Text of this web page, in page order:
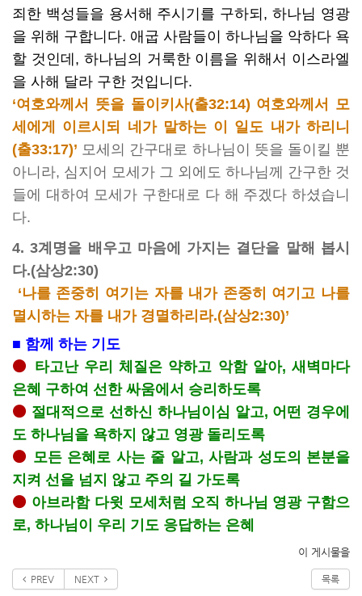
죄한 백성들을 용서해 주시기를 구하되, 하나님 영광
을 위해 구합니다. 애굽 사람들이 하나님을 악하다 욕
할 것인데, 하나님의 거룩한 이름을 위해서 이스라엘
을 사해 달라 구한 것입니다.
‘여호와께서 뜻을 돌이키사(출32:14) 여호와께서 모
세에게 이르시되 네가 말하는 이 일도 내가 하리니
(출33:17)’ 모세의 간구대로 하나님이 뜻을 돌이킬 뿐
아니라, 심지어 모세가 그 외에도 하나님께 간구한 것
들에 대하여 모세가 구한대로 다 해 주겠다 하셨습니
다.
4. 3계명을 배우고 마음에 가지는 결단을 말해 봅시
다.(삼상2:30)
‘나를 존중히 여기는 자를 내가 존중히 여기고 나를
멸시하는 자를 내가 경멸하리라.(삼상2:30)’
■ 함께 하는 기도
⚫ 타고난 우리 체질은 약하고 악함 알아, 새벽마다
은혜 구하여 선한 싸움에서 승리하도록
⚫ 절대적으로 선하신 하나님이심 알고, 어떤 경우에
도 하나님을 욕하지 않고 영광 돌리도록
⚫ 모든 은혜로 사는 줄 알고, 사람과 성도의 본분을
지켜 선을 넘지 않고 주의 길 가도록
⚫ 아브라함 다윗 모세처럼 오직 하나님 영광 구함으
로, 하나님이 우리 기도 응답하는 은혜
이 게시물을
PREV NEXT 목록